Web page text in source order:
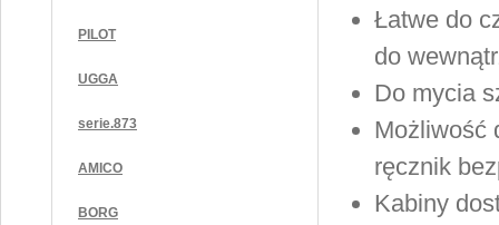
PILOT
UGGA
serie.873
AMICO
BORG
Łatwe do
do
Do mycia
Możliwość
ręcznik
Kabiny